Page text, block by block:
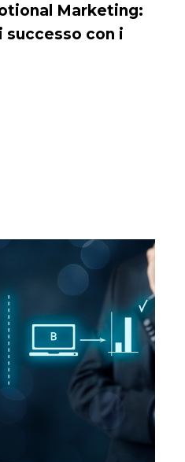
Marketing:
successo con i